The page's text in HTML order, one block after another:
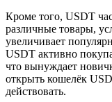
Кроме того, USDT
различные товары,
увеличивает
USDT активно
что вынуждает
открыть кошелёк
действовать.